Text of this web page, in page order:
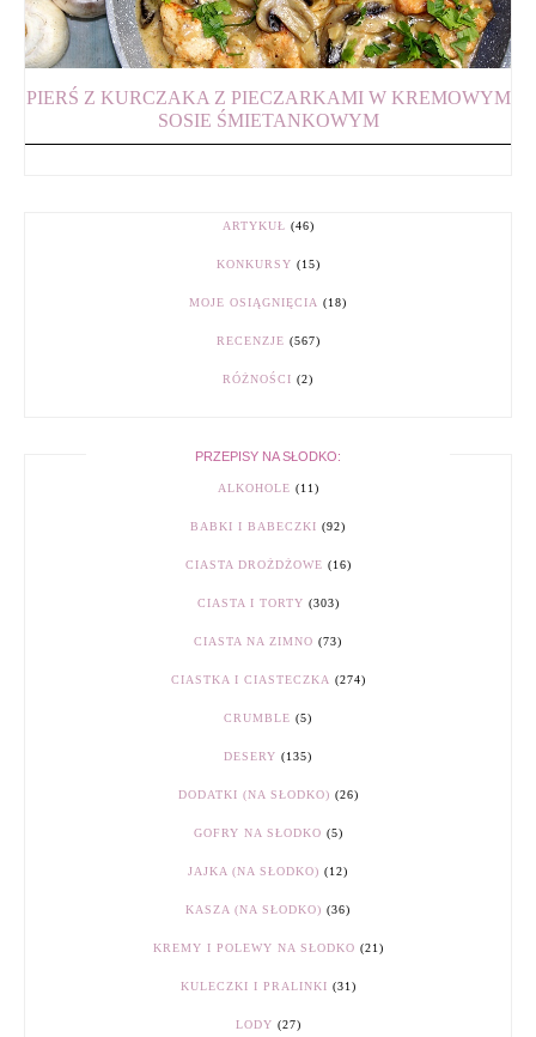
PIERŚ Z KURCZAKA Z PIECZARKAMI W KREMOWYM
SOSIE ŚMIETANKOWYM
ARTYKUŁ (46)
KONKURSY (15)
MOJE OSIĄGNIĘCIA (18)
RECENZJE (567)
RÓŻNOŚCI (2)
PRZEPISY NA SŁODKO:
ALKOHOLE (11)
BABKI I BABECZKI (92)
CIASTA DROŻDŻOWE (16)
CIASTA I TORTY (303)
CIASTA NA ZIMNO (73)
CIASTKA I CIASTECZKA (274)
CRUMBLE (5)
DESERY (135)
DODATKI (NA SŁODKO) (26)
GOFRY NA SŁODKO (5)
JAJKA (NA SŁODKO) (12)
KASZA (NA SŁODKO) (36)
KREMY I POLEWY NA SŁODKO (21)
KULECZKI I PRALINKI (31)
LODY (27)